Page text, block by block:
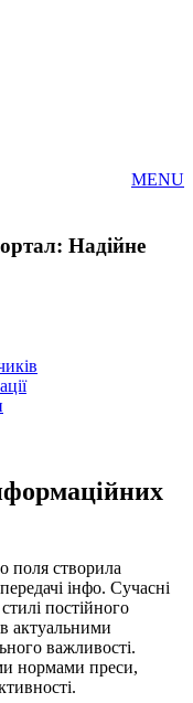
MENU
Надійне
поля створила
інфо. Сучасні
постійного
актуальними
важливості.
нормами преси,